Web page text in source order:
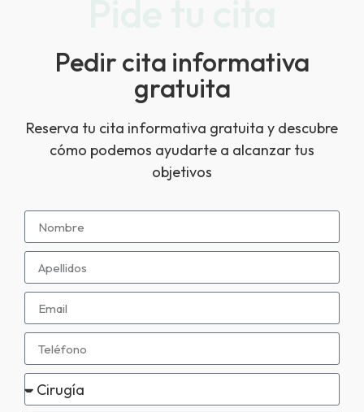
Pedir cita informativa
gratuita
Reserva tu cita informativa gratuita y descubre
cómo podemos ayudarte a alcanzar tus
objetivos